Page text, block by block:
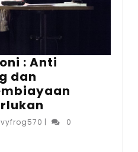
: Anti
dan
Napoleoni
heavyfrog570
|
0